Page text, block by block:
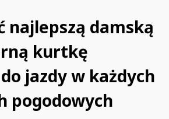
najlepszą damską
kurtkę
jazdy w każdych
pogodowych